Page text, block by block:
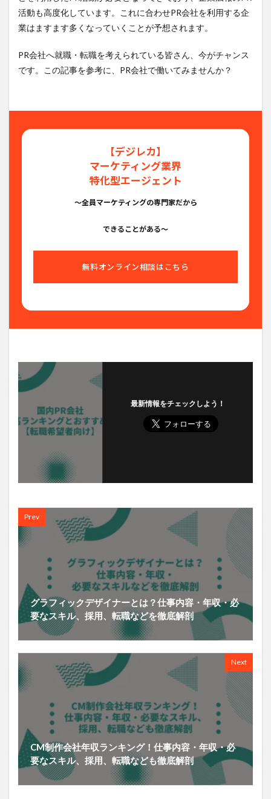
活動も高度化しています。これに合わせPR会社を利用する企
業はますます多くなっていくことが予想されます。
PR会社へ就職・転職を考えられている皆さん、今がチャンス
です。この記事を参考に、PR会社で働いてみませんか？
【デジレカ】
マーケティング業界
特化型エージェント
〜全員マーケティングの専門家だから
できることがある〜
無料オンライン相談はこちら
最新情報をチェックしよう！
Prev
グラフィックデザイナーとは？仕事内容・年収・必
要なスキル、採用、転職などを徹底解剖
Next
CM制作会社年収ランキング！仕事内容・年収・必
要なスキル、採用、転職なども徹底解剖